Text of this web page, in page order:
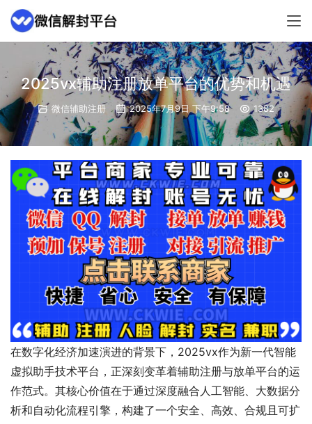
2025vx辅助注册放单平台的优势和机遇
微信辅助注册 2025年7月9日 下午9:58 1382
在数字化经济加速演进的背景下，2025vx作为新一代智能
虚拟助手技术平台，正深刻变革着辅助注册与放单平台的运
作范式。其核心价值在于通过深度融合人工智能、大数据分
析和自动化流程引擎，构建了一个安全、高效、合规且可扩